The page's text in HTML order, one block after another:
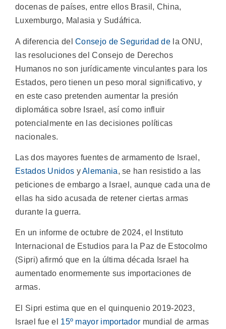
docenas de países, entre ellos Brasil, China,
Luxemburgo, Malasia y Sudáfrica.
A diferencia delConsejo de Seguridad de la ONU,
las resoluciones del Consejo de Derechos
Humanos no son jurídicamente vinculantes para los
Estados, pero tienen un peso moral significativo, y
en este caso pretenden aumentar la presión
diplomática sobre Israel, así como influir
potencialmente en las decisiones políticas
nacionales.
Las dos mayores fuentes de armamento de Israel,
Estados Unidos yAlemania, se han resistido a las
peticiones de embargo a Israel, aunque cada una de
ellas ha sido acusada de retener ciertas armas
durante la guerra.
En un informe de octubre de 2024, el Instituto
Internacional de Estudios para la Paz de Estocolmo
(Sipri) afirmó que en la última década Israel ha
aumentado enormemente sus importaciones de
armas.
El Sipri estima que en el quinquenio 2019-2023,
Israel fue el 15º mayor importador mundial de armas